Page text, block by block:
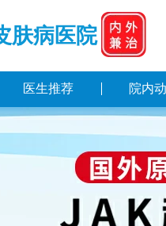
肤病医院
医生推荐 院内